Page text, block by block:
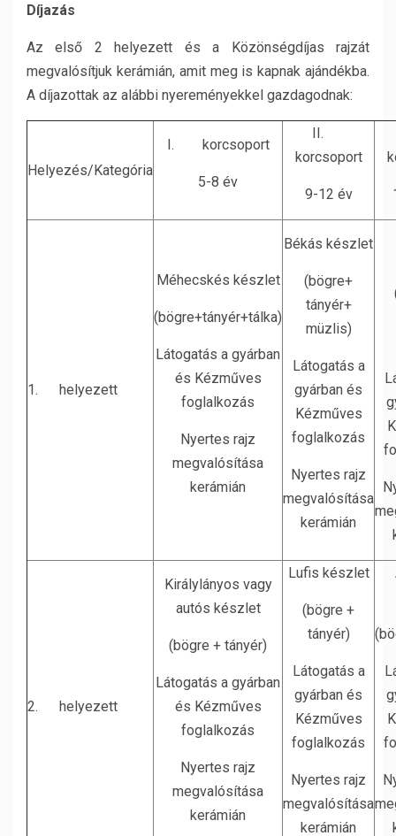
Díjazás
Az első 2 helyezett és a Közönségdíjas rajzát
megvalósítjuk kerámián, amit meg is kapnak ajándékba.
A díjazottak az alábbi nyereményekkel gazdagodnak:
Helyezés/Kategória
I. korcsoport
5-8 év
II.
korcsoport
9-12 év
1. helyezett
Méhecskés készlet
(bögre+tányér+tálka)
Látogatás a gyárban
és Kézműves
foglalkozás
Nyertes rajz
megvalósítása
kerámián
Békás készlet
(bögre+
tányér+
müzlis)
Látogatás a
gyárban és
Kézműves
foglalkozás
Nyertes rajz
megvalósítása
kerámián
2. helyezett
Királylányos vagy
autós készlet
(bögre + tányér)
Látogatás a gyárban
és Kézműves
foglalkozás
Nyertes rajz
megvalósítása
kerámián
Lufis készlet
(bögre +
tányér)
Látogatás a
gyárban és
Kézműves
foglalkozás
Nyertes rajz
megvalósítása
kerámián